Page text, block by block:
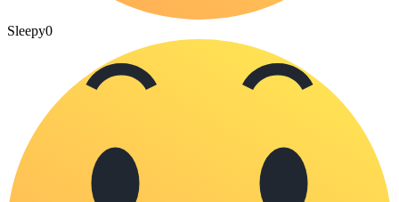
Sleepy0